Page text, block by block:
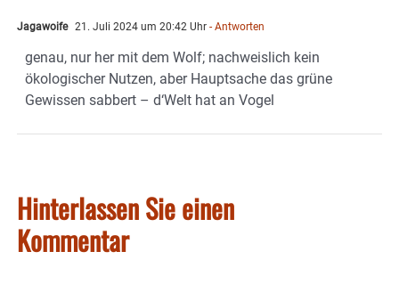
Jagawoife 21. Juli 2024 um 20:42 Uhr - Antworten
genau, nur her mit dem Wolf; nachweislich kein
ökologischer Nutzen, aber Hauptsache das grüne
Gewissen sabbert – d‘Welt hat an Vogel
Hinterlassen Sie einen
Kommentar